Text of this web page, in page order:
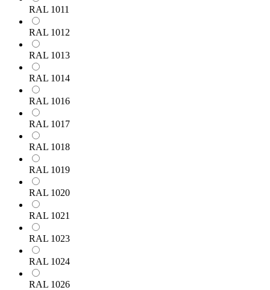
RAL 1011
RAL 1012
RAL 1013
RAL 1014
RAL 1016
RAL 1017
RAL 1018
RAL 1019
RAL 1020
RAL 1021
RAL 1023
RAL 1024
RAL 1026